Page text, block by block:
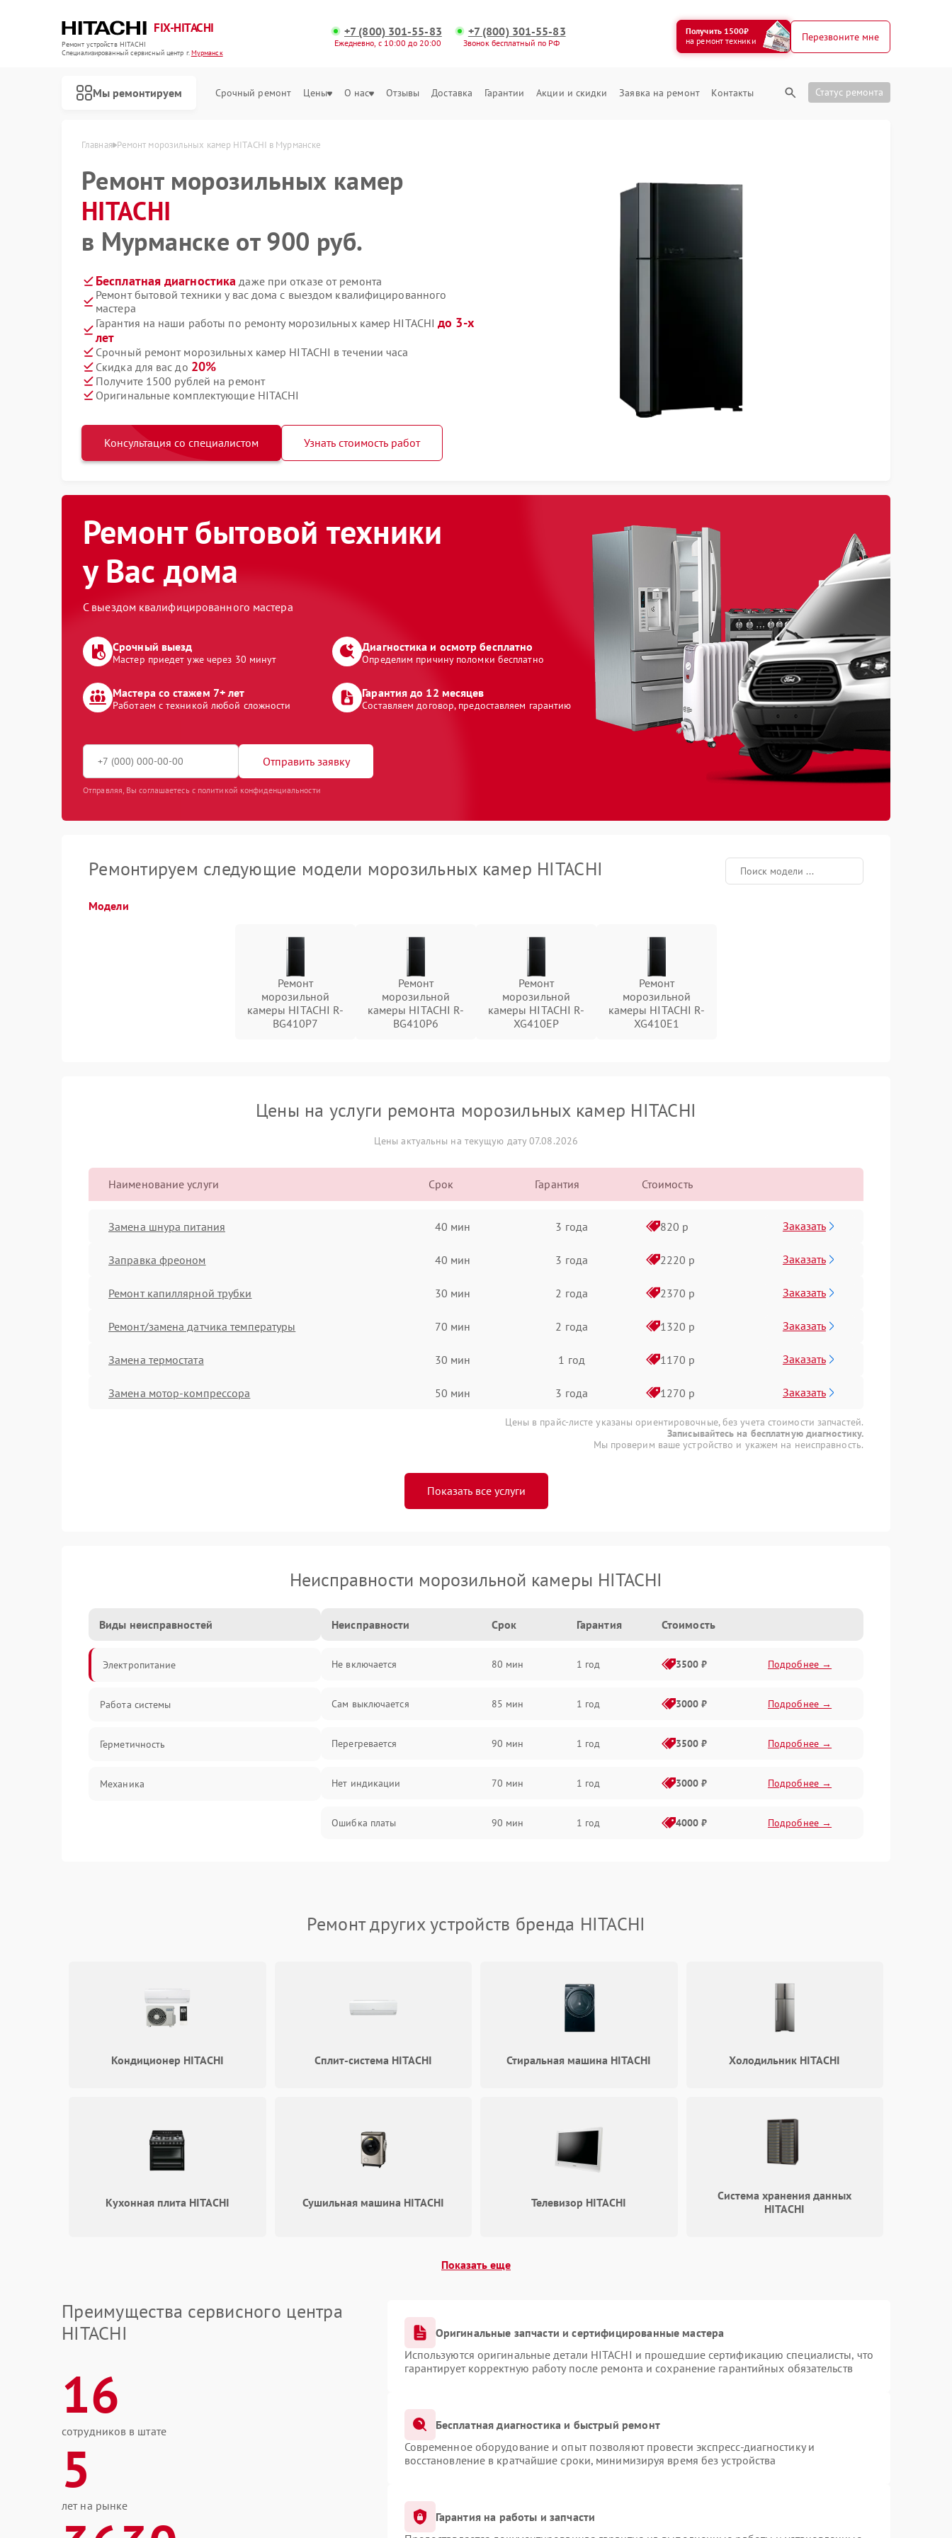
FIX-HITACHI
Ремонт устройств HITACHI
Специализированный cервисный центр г.Мурманск
+7 (800) 301-55-83
Ежедневно, с 10:00 до 20:00
+7 (800) 301-55-83
Звонок бесплатный по РФ
Получить 1500₽
на ремонт техники
Перезвоните мне
Мы ремонтируем Срочный ремонт Цены О нас Отзывы Доставка Гарантии Акции и скидки Заявка на ремонт Контакты Статус ремонта
Главная Ремонт морозильных камер HITACHI в Мурманске
Ремонт морозильных камер
HITACHI
в Мурманске от 900 руб.
Бесплатная диагностика даже при отказе от ремонта
Ремонт бытовой техники у вас дома с выездом квалифицированного
мастера
Гарантия на наши работы по ремонту морозильных камер HITACHIдо 3-х
лет
Срочный ремонт морозильных камер HITACHI в течении часа
Скидка для вас до 20%
Получите 1500 рублей на ремонт
Оригинальные комплектующие HITACHI
Консультация со специалистом Узнать стоимость работ
Ремонт бытовой техники
у Вас дома
С выездом квалифицированного мастера
Срочный выезд
Мастер приедет уже через 30 минут
Диагностика и осмотр бесплатно
Определим причину поломки бесплатно
Мастера со стажем 7+ лет
Работаем с техникой любой сложности
Гарантия до 12 месяцев
Составляем договор, предоставляем гарантию
Отправить заявку
Отправляя, Вы соглашаетесь с политикой конфиденциальности
Ремонтируем следующие модели морозильных камер HITACHI
Модели
Ремонт
морозильной
камеры HITACHI R-
BG410P7
Ремонт
морозильной
камеры HITACHI R-
BG410P6
Ремонт
морозильной
камеры HITACHI R-
XG410EP
Ремонт
морозильной
камеры HITACHI R-
XG410E1
Цены на услуги ремонта морозильных камер HITACHI
Цены актуальны на текущую дату 07.08.2026
Наименование услуги Срок Гарантия Стоимость
Замена шнура питания 40 мин 3 года 820 р Заказать
Заправка фреоном 40 мин 3 года 2220 р Заказать
Ремонт капиллярной трубки 30 мин 2 года 2370 р Заказать
Ремонт/замена датчика температуры 70 мин 2 года 1320 р Заказать
Замена термостата 30 мин 1 год 1170 р Заказать
Замена мотор-компрессора 50 мин 3 года 1270 р Заказать
Цены в прайс-листе указаны ориентировочные, без учета стоимости запчастей.
Записывайтесь на бесплатную диагностику.
Мы проверим ваше устройство и укажем на неисправность.
Показать все услуги
Неисправности морозильной камеры HITACHI
Виды неисправностей
Электропитание
Работа системы
Герметичность
Механика
Неисправности Срок Гарантия Стоимость
Не включается 80 мин 1 год 3500 ₽ Подробнее →
Сам выключается 85 мин 1 год 3000 ₽ Подробнее →
Перегревается 90 мин 1 год 3500 ₽ Подробнее →
Нет индикации 70 мин 1 год 3000 ₽ Подробнее →
Ошибка платы 90 мин 1 год 4000 ₽ Подробнее →
Ремонт других устройств бренда HITACHI
Кондиционер HITACHI Сплит-система HITACHI Стиральная машина HITACHI Холодильник HITACHI
Кухонная плита HITACHI Сушильная машина HITACHI Телевизор HITACHI
Система хранения данных
HITACHI
Показать еще
Преимущества сервисного центра
HITACHI
16
сотрудников в штате
5
лет на рынке
Оригинальные запчасти и сертифицированные мастера
Используются оригинальные детали HITACHI и прошедшие сертификацию специалисты, что
гарантирует корректную работу после ремонта и сохранение гарантийных обязательств
Бесплатная диагностика и быстрый ремонт
Современное оборудование и опыт позволяют провести экспресс-диагностику и
восстановление в кратчайшие сроки, минимизируя время без устройства
Гарантия на работы и запчасти